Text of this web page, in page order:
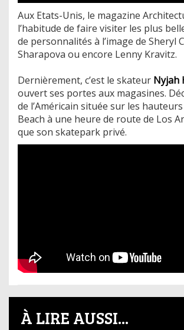
Aux Etats-Unis, le magazine
l’habitude de faire visiter les plus
de personnalités à l’image de Sheryl
Sharapova ou encore Lenny Kravitz.
Dernièrement, c’est le skateur Nyjah
ouvert ses portes aux magasines.
de l’Américain située sur les
Beach à une heure de route de Los
que son skatepark privé.
À LIRE AUSSI...